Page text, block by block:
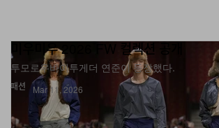
패션
투모로우바이투게더 연준이 등장했다.
Mar 11, 2026